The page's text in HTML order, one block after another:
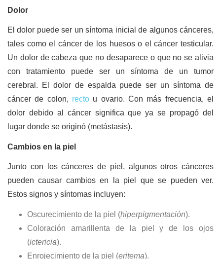
Dolor
El dolor puede ser un síntoma inicial de algunos cánceres,
tales como el cáncer de los huesos o el cáncer testicular.
Un dolor de cabeza que no desaparece o que no se alivia
con tratamiento puede ser un síntoma de un tumor
cerebral. El dolor de espalda puede ser un síntoma de
cáncer de colon, recto u ovario. Con más frecuencia, el
dolor debido al cáncer significa que ya se propagó del
lugar donde se originó (metástasis).
Cambios en la piel
Junto con los cánceres de piel, algunos otros cánceres
pueden causar cambios en la piel que se pueden ver.
Estos signos y síntomas incluyen:
Oscurecimiento de la piel (hiperpigmentación).
Coloración amarillenta de la piel y de los ojos
(ictericia).
Enrojecimiento de la piel (eritema).